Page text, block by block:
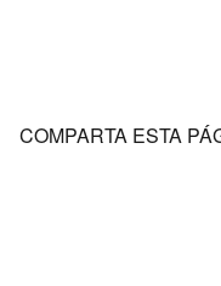
COMPARTA ESTA